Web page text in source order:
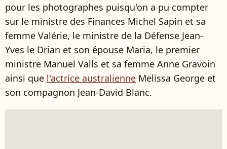
pour les photographes puisqu'on a pu compter
sur le ministre des Finances Michel Sapin et sa
femme Valérie, le ministre de la Défense Jean-
Yves le Drian et son épouse Maria, le premier
ministre Manuel Valls et sa femme Anne Gravoin
ainsi que l'actrice australienne Melissa George et
son compagnon Jean-David Blanc.